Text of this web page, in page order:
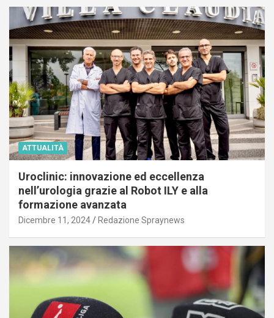
ATTUALITÀ
Uroclinic: innovazione ed eccellenza
nell’urologia grazie al Robot ILY e alla
formazione avanzata
Dicembre 11, 2024 Redazione Spraynews